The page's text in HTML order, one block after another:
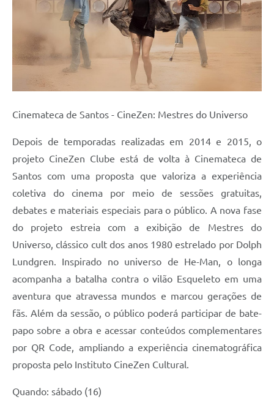
Cinemateca de Santos - CineZen: Mestres do Universo
Depois de temporadas realizadas em 2014 e 2015, o
projeto CineZen Clube está de volta à Cinemateca de
Santos com uma proposta que valoriza a experiência
coletiva do cinema por meio de sessões gratuitas,
debates e materiais especiais para o público. A nova fase
do projeto estreia com a exibição de Mestres do
Universo, clássico cult dos anos 1980 estrelado por Dolph
Lundgren. Inspirado no universo de He-Man, o longa
acompanha a batalha contra o vilão Esqueleto em uma
aventura que atravessa mundos e marcou gerações de
fãs. Além da sessão, o público poderá participar de bate-
papo sobre a obra e acessar conteúdos complementares
por QR Code, ampliando a experiência cinematográfica
proposta pelo Instituto CineZen Cultural.
Quando: sábado (16)